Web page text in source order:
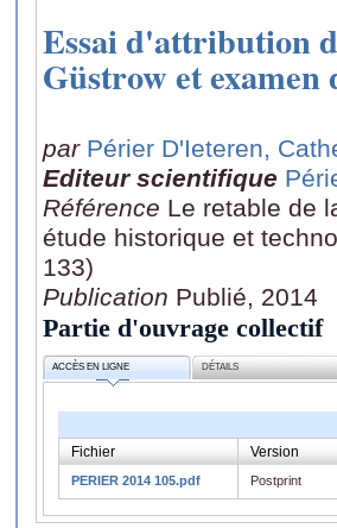
Essai d'attribution
Güstrow et examen
par Périer D'Ieteren,
Editeur scientifique
Référence Le retable de
étude historique et
133)
Publication Publié, 2014
Partie d'ouvrage collectif
ACCÈS EN LIGNE DÉTAILS
Fichier Version
PERIER 2014 105.pdf Postprint